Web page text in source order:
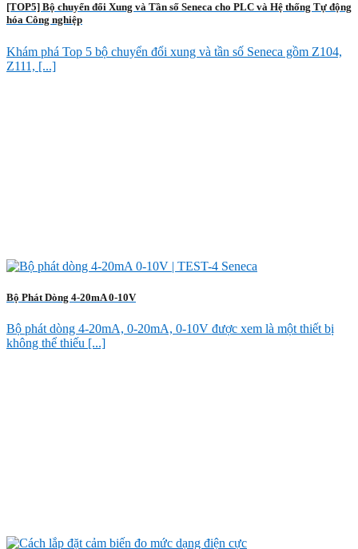
[TOP5] Bộ chuyển đổi Xung và Tần số Seneca cho PLC và Hệ thống Tự động
hóa Công nghiệp
Khám phá Top 5 bộ chuyển đổi xung và tần số Seneca gồm Z104,
Z111, [...]
Bộ Phát Dòng 4-20mA 0-10V
Bộ phát dòng 4-20mA, 0-20mA, 0-10V được xem là một thiết bị
không thể thiếu [...]